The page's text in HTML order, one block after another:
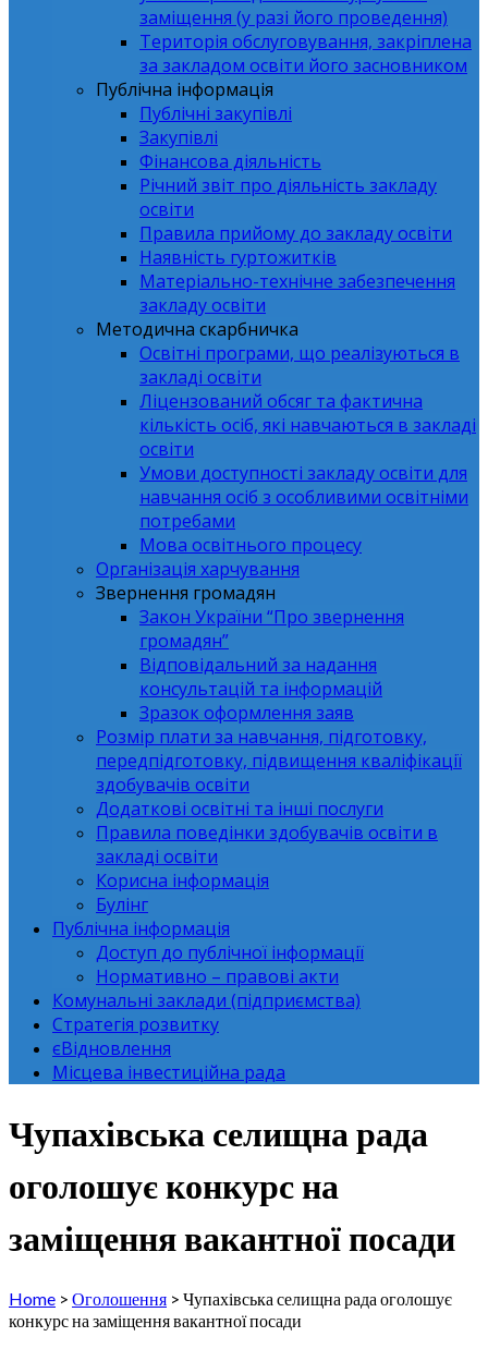
заміщення (у разі його проведення)
Територія обслуговування, закріплена
за закладом освіти його засновником
Публічна інформація
Публічні закупівлі
Закупівлі
Фінансова діяльність
Річний звіт про діяльність закладу
освіти
Правила прийому до закладу освіти
Наявність гуртожитків
Матеріально-технічне забезпечення
закладу освіти
Методична скарбничка
Освітні програми, що реалізуються в
закладі освіти
Ліцензований обсяг та фактична
кількість осіб, які навчаються в закладі
освіти
Умови доступності закладу освіти для
навчання осіб з особливими освітніми
потребами
Мова освітнього процесу
Організація харчування
Звернення громадян
Закон України “Про звернення
громадян”
Відповідальний за надання
консультацій та інформацій
Зразок оформлення заяв
Розмір плати за навчання, підготовку,
передпідготовку, підвищення кваліфікації
здобувачів освіти
Додаткові освітні та інші послуги
Правила поведінки здобувачів освіти в
закладі освіти
Корисна інформація
Булінг
Публічна інформація
Доступ до публічної інформації
Нормативно – правові акти
Комунальні заклади (підприємства)
Стратегія розвитку
єВідновлення
Місцева інвестиційна рада
Чупахівська селищна рада
оголошує конкурс на
заміщення вакантної посади
Home > Оголошення > Чупахівська селищна рада оголошує
конкурс на заміщення вакантної посади